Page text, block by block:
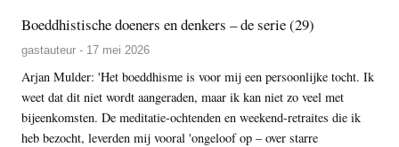
Boeddhistische doeners en denkers – de serie (29)
gastauteur - 17 mei 2026
Arjan Mulder: 'Het boeddhisme is voor mij een persoonlijke tocht. Ik
weet dat dit niet wordt aangeraden, maar ik kan niet zo veel met
bijeenkomsten. De meditatie-ochtenden en weekend-retraites die ik
heb bezocht, leverden mij vooral 'ongeloof op – over starre